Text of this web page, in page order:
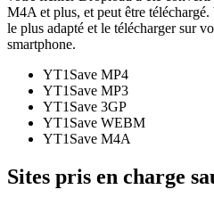
M4A et plus, et peut être
le plus adapté et le télécharger sur
smartphone.
YT1Save MP4
YT1Save MP3
YT1Save 3GP
YT1Save WEBM
YT1Save M4A
Sites pris en charge